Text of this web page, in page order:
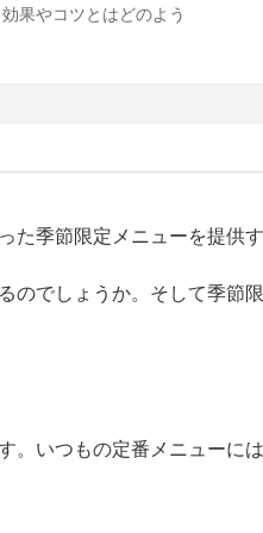
果やコツとはどのよう
季節限定メニューを提供
のでしょうか。そして季節
。いつもの定番メニューに